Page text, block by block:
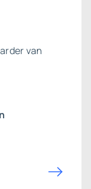
van